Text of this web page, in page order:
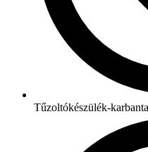
Tűzoltókészülék-